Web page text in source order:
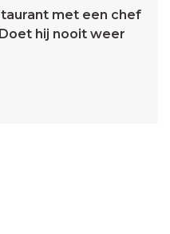
met een chef
hij nooit weer